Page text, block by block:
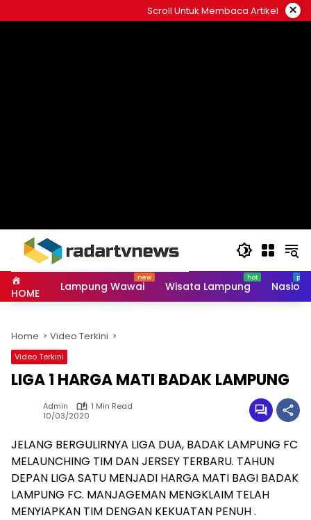
to
Scroll Untuk Membaca Artikel ×
HOME Lampung Wawai Wisata Lampung
Home Video Terkini
Video Terkini
LIGA 1 HARGA MATI BADAK LAMPUNG
Admin
1 Min Read
10/03/2020
JELANG BERGULIRNYA LIGA DUA, BADAK LAMPUNG FC
MELAUNCHING TIM DAN JERSEY TERBARU. TAHUN
DEPAN LIGA SATU MENJADI HARGA MATI BAGI BADAK
LAMPUNG FC. MANJAGEMAN MENGKLAIM TELAH
MENYIAPKAN TIM DENGAN KEKUATAN PENUH .